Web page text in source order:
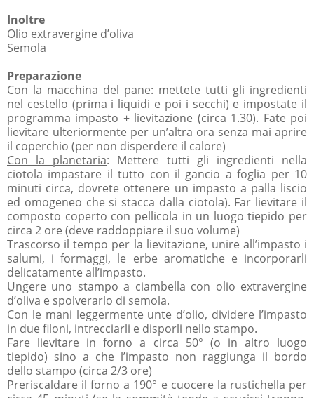
Inoltre
Olio extravergine d’oliva
Semola
Preparazione
Con la macchina del pane: mettete tutti gli ingredienti
nel cestello (prima i liquidi e poi i secchi) e impostate il
programma impasto + lievitazione (circa 1.30). Fate poi
lievitare ulteriormente per un’altra ora senza mai aprire
il coperchio (per non disperdere il calore)
Con la planetaria: Mettere tutti gli ingredienti nella
ciotola impastare il tutto con il gancio a foglia per 10
minuti circa, dovrete ottenere un impasto a palla liscio
ed omogeneo che si stacca dalla ciotola). Far lievitare il
composto coperto con pellicola in un luogo tiepido per
circa 2 ore (deve raddoppiare il suo volume)
Trascorso il tempo per la lievitazione, unire all’impasto i
salumi, i formaggi, le erbe aromatiche e incorporarli
delicatamente all’impasto.
Ungere uno stampo a ciambella con olio extravergine
d’oliva e spolverarlo di semola.
Con le mani leggermente unte d’olio, dividere l’impasto
in due filoni, intrecciarli e disporli nello stampo.
Fare lievitare in forno a circa 50° (o in altro luogo
tiepido) sino a che l’impasto non raggiunga il bordo
dello stampo (circa 2/3 ore)
Preriscaldare il forno a 190° e cuocere la rustichella per